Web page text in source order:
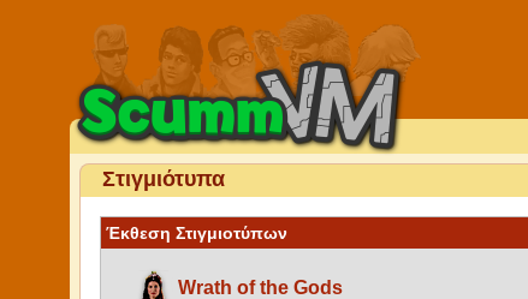
Στιγμιότυπα
Έκθεση Στιγμιοτύπων
Wrath of the Gods